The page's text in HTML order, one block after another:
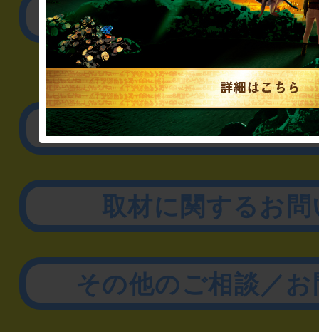
公演内容、チケット
▼企業／法人の方
リアル脱出ゲーム制作
取材に関するお
その他のご相談／